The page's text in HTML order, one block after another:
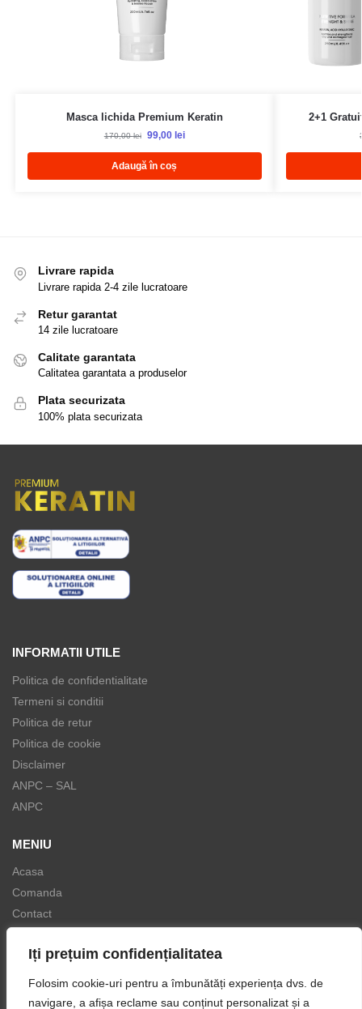
Iți prețuim confidențialitatea
Folosim cookie-uri pentru a îmbunătăți experiența dvs. de
navigare, a afișa reclame sau conținut personalizat și a
Masca lichida Premium Keratin
170,00lei 99,00 lei
Adaugă în coș
2+1
Livrare rapida
Livrare rapida 2-4 zile lucratoare
Retur garantat
14 zile lucratoare
Calitate garantata
Calitatea garantata a produselor
Plata securizata
100% plata securizata
INFORMATII UTILE
Politica de confidentialitate
Termeni si conditii
Politica de retur
Politica de cookie
Disclaimer
ANPC – SAL
ANPC
MENIU
Acasa
Comanda
Contact
Peste 100 de recenzii de 5 stele
★★★★★
„Produse foarte bune ! Recomand !”